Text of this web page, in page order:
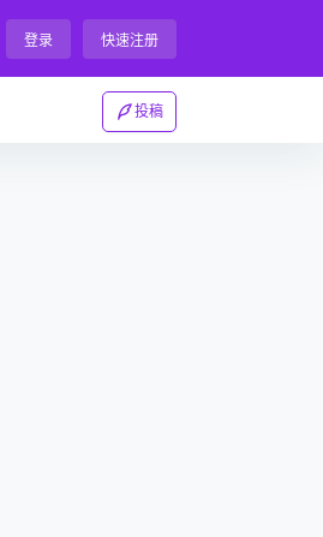
登录 快速注册
投稿